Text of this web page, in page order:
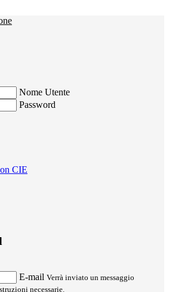
Nome Utente
Password
CIE
E-mail Verrà inviato un messaggio
necessarie.